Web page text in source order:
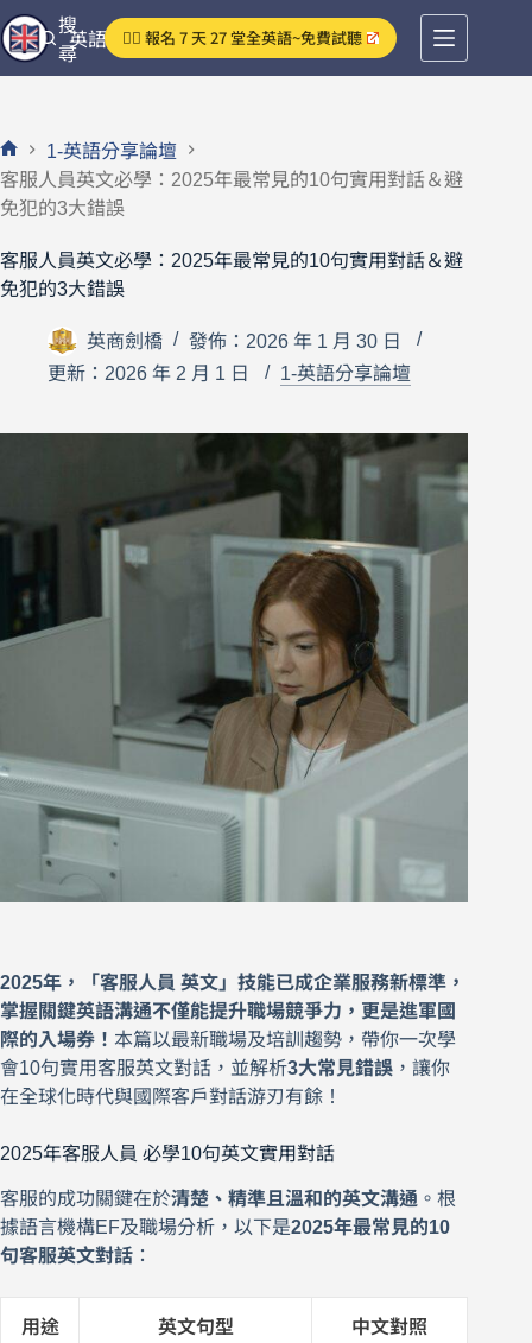
跳
至
主
容
英語分享論壇
搜
尋
👉🏻 報名 7 天 27 堂全英語~免費試聽
首
頁
1-英語分享論壇
客服人員英文必學：2025年最常見的10句實用對話＆避
免犯的3大錯誤
客服人員英文必學：2025年最常見的10句實用對話＆避
免犯的3大錯誤
英商劍橋
發佈：2026 年 1 月 30 日
更新：2026 年 2 月 1 日
1-英語分享論壇
2025年，「客服人員 英文」技能已成企業服務新標準，
掌握關鍵英語溝通不僅能提升職場競爭力，更是進軍國
際的入場券！ 本篇以最新職場及培訓趨勢，帶你一次學
會10句實用客服英文對話，並解析3大常見錯誤 ，讓你
在全球化時代與國際客戶對話游刃有餘！
2025年客服人員 必學10句英文實用對話
客服的成功關鍵在於清楚、精準且溫和的英文溝通 。根
據語言機構EF及職場分析，以下是2025年最常見的10
句客服英文對話 ：
用途 英文句型 中文對照